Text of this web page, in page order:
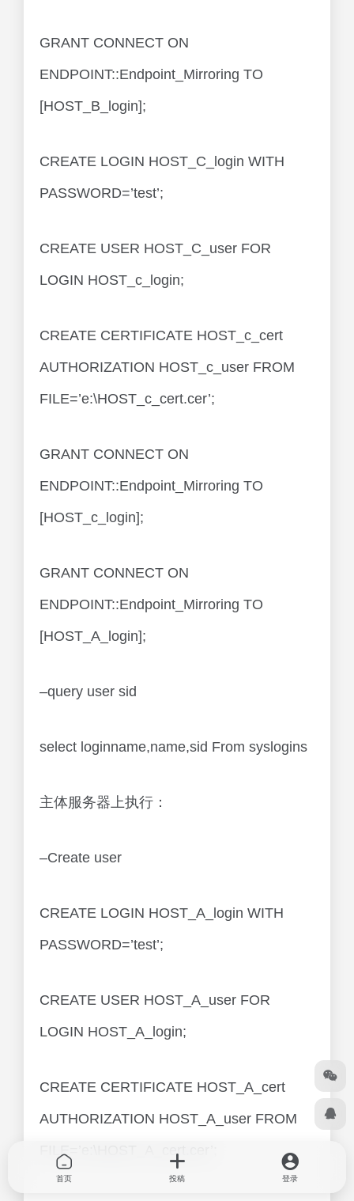
GRANT CONNECT ON
ENDPOINT::Endpoint_Mirroring TO
[HOST_B_login];
CREATE LOGIN HOST_C_login WITH
PASSWORD=’test’;
CREATE USER HOST_C_user FOR
LOGIN HOST_c_login;
CREATE CERTIFICATE HOST_c_cert
AUTHORIZATION HOST_c_user FROM
FILE=’e:\HOST_c_cert.cer’;
GRANT CONNECT ON
ENDPOINT::Endpoint_Mirroring TO
[HOST_c_login];
GRANT CONNECT ON
ENDPOINT::Endpoint_Mirroring TO
[HOST_A_login];
–query user sid
select loginname,name,sid From syslogins
主体服务器上执行：
–Create user
CREATE LOGIN HOST_A_login WITH
PASSWORD=’test’;
CREATE USER HOST_A_user FOR
LOGIN HOST_A_login;
CREATE CERTIFICATE HOST_A_cert
AUTHORIZATION HOST_A_user FROM
FILE=’e:\HOST_A_cert.cer’;
首页 投稿 登录